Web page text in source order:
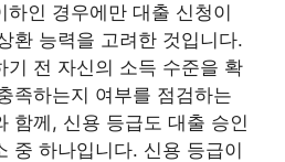
인 경우에만 대출 신청이
환 능력을 고려한 것입니다.
기 전 자신의 소득 수준을 확
족하는지 여부를 점검하는
함께, 신용 등급도 대출 승인
중 하나입니다. 신용 등급이